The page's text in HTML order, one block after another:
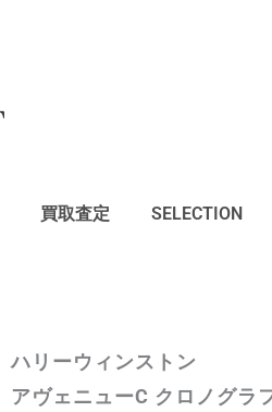
買取査定 SELECTION
ハリーウィンストン
アヴェニューC クロノグラ